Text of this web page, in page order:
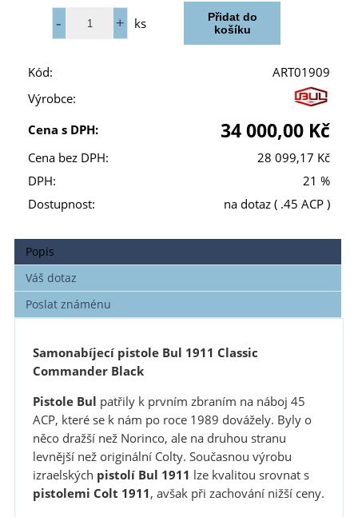
ks
Kód:
ART01909
Výrobce:
Cena s DPH:
34 000,00 Kč
Cena bez DPH:
28 099,17 Kč
DPH:
21 %
Dostupnost:
na dotaz( .45 ACP )
Popis
Váš dotaz
Poslat známénu
Samonabíjecí pistole Bul 1911 Classic
Commander Black
Pistole Bul patřily k prvním zbraním na náboj 45
ACP, které se k nám po roce 1989 dovážely. Byly o
něco dražší než Norinco, ale na druhou stranu
levnější než originální Colty. Současnou výrobu
izraelských pistolí Bul 1911 lze kvalitou srovnat s
pistolemi Colt 1911, avšak při zachování nižší ceny.